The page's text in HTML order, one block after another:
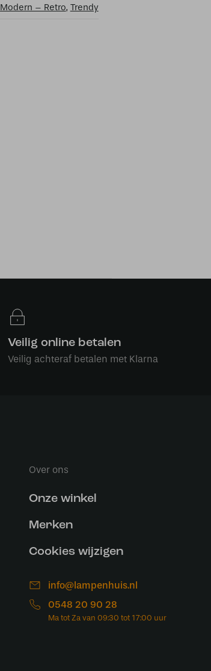
Modern – Retro, Trendy
Veilig online betalen
Veilig achteraf betalen met Klarna
Over ons
Onze winkel
Merken
Cookies wijzigen
info@lampenhuis.nl
0548 20 90 28